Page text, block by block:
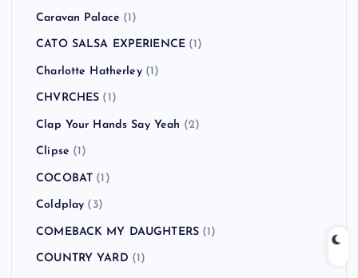
Caravan Palace (1)
CATO SALSA EXPERIENCE (1)
Charlotte Hatherley(1)
CHVRCHES (1)
Clap Your Hands Say Yeah (2)
Clipse (1)
COCOBAT (1)
Coldplay (3)
COMEBACK MY DAUGHTERS (1)
COUNTRY YARD (1)